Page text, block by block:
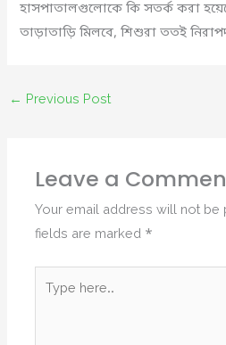
হাসপাতালগুলোকে কি সতর্ক করা
তাড়াতাড়ি মিলবে, শিশুরা ততই
← Previous Post
Leave a
Your email address will not be
fields are marked *